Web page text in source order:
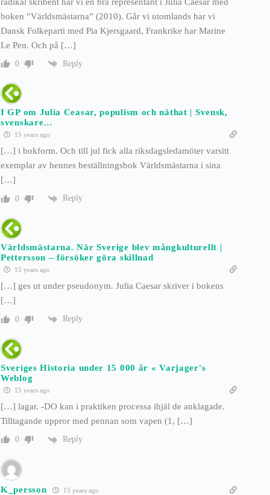
boken ”Världsmästarna” (2010). Går vi utomlands har vi
Dansk Folkeparti med Pia Kjersgaard, Frankrike har Marine
Le Pen. Och på […]
0 Reply
I GP om Julia Ceasar, populism och näthat | Svensk,
svenskare…
15 years ago
[…] i bokform. Och till jul fick alla riksdagsledamöter varsitt
exemplar av hennes beställningsbok Världsmästarna i sina
[…]
0 Reply
Världsmästarna. När Sverige blev mångkulturellt |
Pettersson – försöker göra skillnad
15 years ago
[…] ges ut under pseudonym. Julia Caesar skriver i bokens
[…]
0 Reply
Sveriges Historia under 15 000 år « Varjager's
Weblog
15 years ago
[…] lagar. -DO kan i praktiken processa ihjäl de anklagade.
Tilltagande uppror med pennan som vapen (1, […]
0 Reply
K_persson 15 years ago